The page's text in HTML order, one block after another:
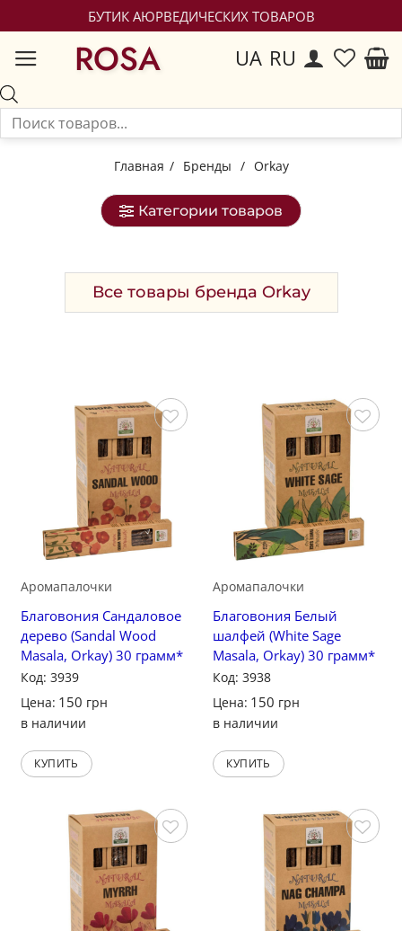
БУТИК АЮРВЕДИЧЕСКИХ ТОВАРОВ
ROSA UA RU
Главная / Бренды / Orkay
Категории товаров
Все товары бренда Orkay
Сохранить
Аромапалочки
Благовония Сандаловое
дерево (Sandal Wood
Masala, Orkay) 30 грамм*
Код: 3939
Цена: 150 грн
в наличии
КУПИТЬ
Сохранить
Аромапалочки
Благовония Белый
шалфей (White Sage
Masala, Orkay) 30 грамм*
Код: 3938
Цена: 150 грн
в наличии
КУПИТЬ
Сохранить Сохранить